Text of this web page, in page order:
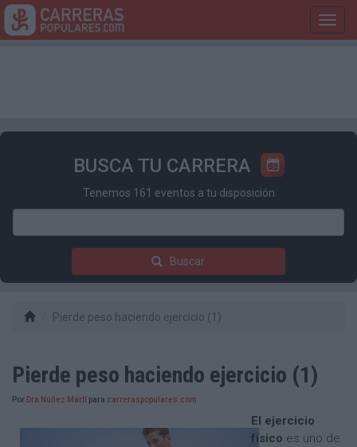
BUSCA TU CARRERA
Tenemos 161 eventos a tu disposición
Buscar
Pierde peso haciendo ejercicio (1)
Pierde peso haciendo ejercicio (1)
Por Dra Núñez Martí para carreraspopulares.com
El ejercicio
físico es uno de